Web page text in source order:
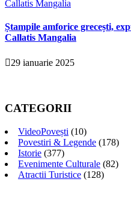
Ștampile amforice grecești,
Callatis Mangalia
29 ianuarie 2025
CATEGORII
VideoPovești (10)
Povestiri & Legende (178)
Istorie (377)
Evenimente Culturale (82)
Atractii Turistice (128)